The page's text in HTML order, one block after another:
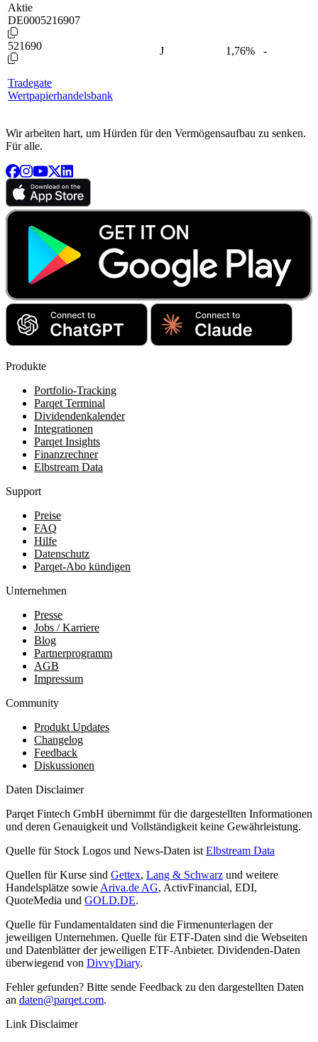
Aktie
DE0005216907
521690
Tradegate
Wertpapierhandelsbank
J 1,76% -
Wir arbeiten hart, um Hürden für den Vermögensaufbau zu senken.
Für alle.
Produkte
Portfolio-Tracking
Parqet Terminal
Dividendenkalender
Integrationen
Parqet Insights
Finanzrechner
Elbstream Data
Support
Preise
FAQ
Hilfe
Datenschutz
Parqet-Abo kündigen
Unternehmen
Presse
Jobs / Karriere
Blog
Partnerprogramm
AGB
Impressum
Community
Produkt Updates
Changelog
Feedback
Diskussionen
Daten Disclaimer
Parqet Fintech GmbH übernimmt für die dargestellten Informationen
und deren Genauigkeit und Vollständigkeit keine Gewährleistung.
Quelle für Stock Logos und News-Daten ist Elbstream Data
Quellen für Kurse sind Gettex, Lang & Schwarz und weitere
Handelsplätze sowie Ariva.de AG, ActivFinancial, EDI,
QuoteMedia und GOLD.DE.
Quelle für Fundamentaldaten sind die Firmenunterlagen der
jeweiligen Unternehmen. Quelle für ETF-Daten sind die Webseiten
und Datenblätter der jeweiligen ETF-Anbieter. Dividenden-Daten
überwiegend von DivvyDiary.
Fehler gefunden? Bitte sende Feedback zu den dargestellten Daten
an daten@parqet.com.
Link Disclaimer